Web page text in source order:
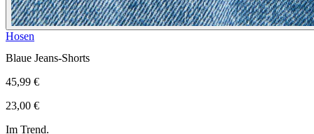
Hosen
Blaue Jeans-Shorts
45,99 €
23,00 €
Im Trend.